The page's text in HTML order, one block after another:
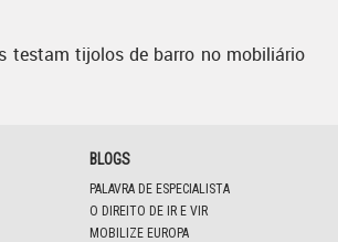
testam tijolos de barro no mobiliário
BLOGS
PALAVRA DE ESPECIALISTA
O DIREITO DE IR E VIR
MOBILIZE EUROPA